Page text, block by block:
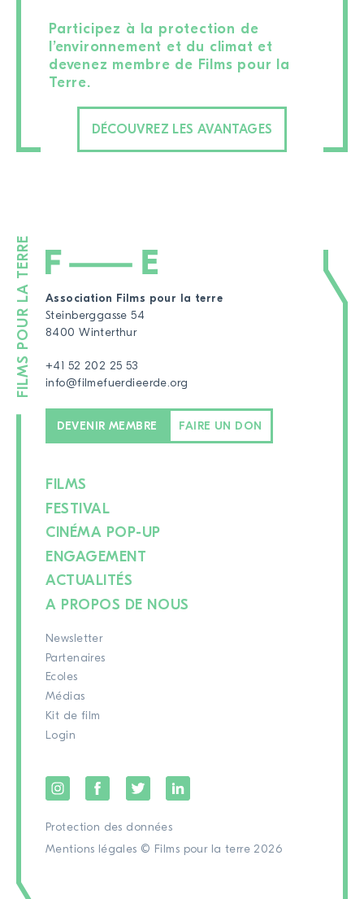
Participez à la protection de
l’environnement et du climat et
devenez membre de Films pour la
Terre.
DÉCOUVREZ LES AVANTAGES
Association Films pour la terre
Steinberggasse 54
8400 Winterthur
+41 52 202 25 53
info@filmefuerdieerde.org
DEVENIR MEMBRE FAIRE UN DON
FILMS
FESTIVAL
CINÉMA POP-UP
ENGAGEMENT
ACTUALITÉS
A PROPOS DE NOUS
Newsletter
Partenaires
Ecoles
Médias
Kit de film
Login
Protection des données
Mentions légales © Films pour la terre 2026